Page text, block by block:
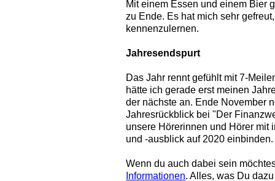
Mit einem Essen und einem Bier
zu Ende. Es hat mich sehr
kennenzulernen.
Jahresendspurt
Das Jahr rennt gefühlt mit 7-
hätte ich gerade erst meinen
der nächste an. Ende November
Jahresrückblick bei "Der
unsere Hörerinnen und Hörer mit
und -ausblick auf 2020 einbinden.
Wenn du auch dabei sein
Informationen. Alles, was Du